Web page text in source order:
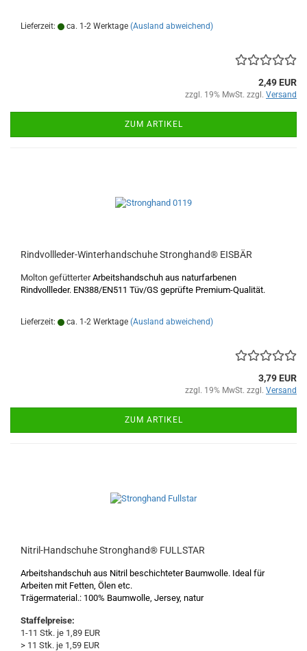
Lieferzeit: ca. 1-2 Werktage (Ausland abweichend)
2,49 EUR
zzgl. 19% MwSt. zzgl. Versand
ZUM ARTIKEL
Rindvollleder-Winterhandschuhe Stronghand® EISBÄR
Molton gefütterterArbeitshandschuh aus naturfarbenen
Rindvollleder. EN388/EN511 Tüv/GS geprüfte Premium-Qualität.
Lieferzeit: ca. 1-2 Werktage (Ausland abweichend)
3,79 EUR
zzgl. 19% MwSt. zzgl. Versand
ZUM ARTIKEL
Nitril-Handschuhe Stronghand® FULLSTAR
Arbeitshandschuh aus Nitril beschichteter Baumwolle. Ideal für
Arbeiten mit Fetten, Ölen etc.
Trägermaterial.: 100% Baumwolle, Jersey, natur
Staffelpreise:
1-11 Stk. je 1,89 EUR
> 11 Stk. je 1,59 EUR